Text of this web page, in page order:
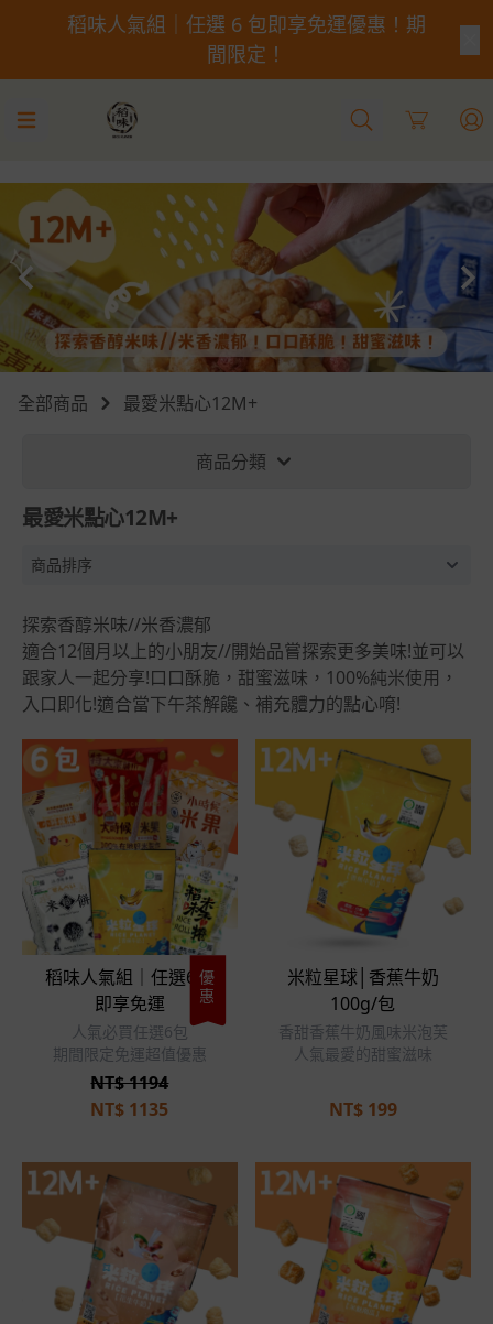
稻味人氣組｜任選 6 包即享免運優惠！期
間限定！
Cart
全部商品 最愛米點心12M+
商品分類
最愛米點心12M+
探索香醇米味//米香濃郁
適合12個月以上的小朋友//開始品嘗探索更多美味!並可以
跟家人一起分享!口口酥脆，甜蜜滋味，100%純米使用，
入口即化!適合當下午茶解饞、補充體力的點心唷!
優惠
稻味人氣組｜任選6包
即享免運
人氣必買任選6包
期間限定免運超值優惠
NT$ 1194
NT$ 1135
米粒星球│香蕉牛奶
100g/包
香甜香蕉牛奶風味米泡芙
人氣最愛的甜蜜滋味
NT$199